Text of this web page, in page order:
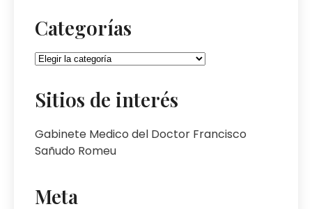
Categorías
Categorías
Sitios de interés
Gabinete Medico del Doctor Francisco
Sañudo Romeu
Meta